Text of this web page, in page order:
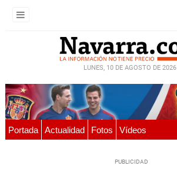
LUNES, 10 DE AGOSTO DE 2026
Portada Actualidad Fotos Vídeos